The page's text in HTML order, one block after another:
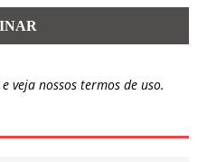
e veja nossos termos de uso.